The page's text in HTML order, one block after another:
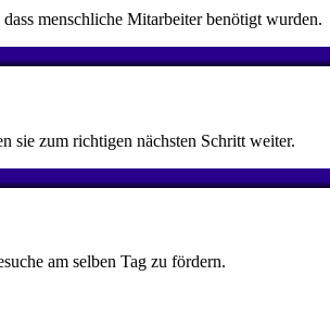
menschliche Mitarbeiter benötigt wurden.
sie zum richtigen nächsten Schritt weiter.
am selben Tag zu fördern.